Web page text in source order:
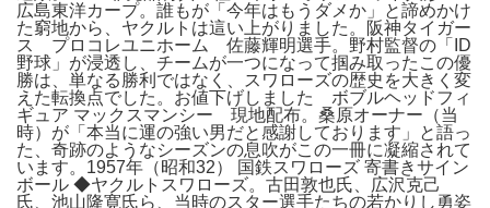
広島東洋カープ。誰もが「今年はもうダメか」と諦めかけ
た窮地から、ヤクルトは這い上がりました。阪神タイガー
ス プロコレユニホーム 佐藤輝明選手。野村監督の「ID
野球」が浸透し、チームが一つになって掴み取ったこの優
勝は、単なる勝利ではなく、スワローズの歴史を大きく変
えた転換点でした。お値下げしました ボブルヘッドフィ
ギュア マックスマンシー 現地配布。桑原オーナー（当
時）が「本当に運の強い男だと感謝しております」と語っ
た、奇跡のようなシーズンの息吹がこの一冊に凝縮されて
います。1957年（昭和32） 国鉄スワローズ 寄書きサイン
ボール ◆ヤクルトスワローズ。古田敦也氏、広沢克己
氏、池山隆寛氏ら、当時のスター選手たちの若かりし勇姿